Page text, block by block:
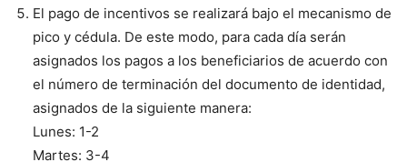
El pago de incentivos se realizará bajo el mecanismo de
pico y cédula. De este modo, para cada día serán
asignados los pagos a los beneficiarios de acuerdo con
el número de terminación del documento de identidad,
asignados de la siguiente manera:
Lunes: 1-2
Martes: 3-4